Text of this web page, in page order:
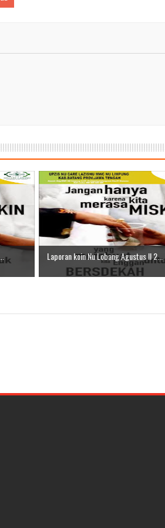
Laporan koin Nu Lobang Agustus II 2...